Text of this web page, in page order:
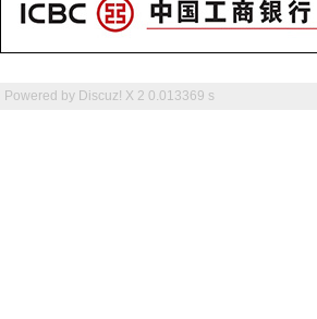
Powered by Discuz! X 2 0.013369 s